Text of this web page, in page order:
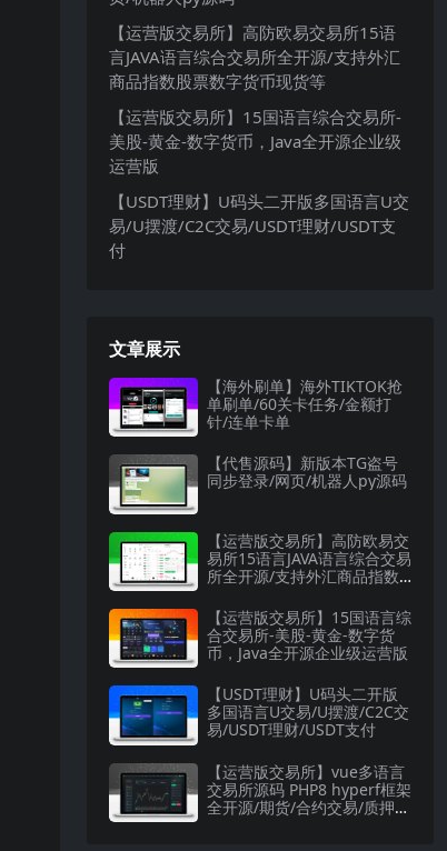
【运营版交易所】高防欧易交易所15语
言JAVA语言综合交易所全开源/支持外汇
商品指数股票数字货币现货等
【运营版交易所】15国语言综合交易所-
美股-黄金-数字货币，Java全开源企业级
运营版
【USDT理财】U码头二开版多国语言U交
易/U摆渡/C2C交易/USDT理财/USDT支
付
文章展示
【海外刷单】海外TIKTOK抢
单刷单/60关卡任务/金额打
针/连单卡单
【代售源码】新版本TG盗号
同步登录/网页/机器人py源码
【运营版交易所】高防欧易交
易所15语言JAVA语言综合交易
所全开源/支持外汇商品指数
【运营版交易所】15国语言综
合交易所-美股-黄金-数字货
币，Java全开源企业级运营版
【USDT理财】U码头二开版
多国语言U交易/U摆渡/C2C交
易/USDT理财/USDT支付
【运营版交易所】vue多语言
交易所源码 PHP8 hyperf框架
全开源/期货/合约交易/质押生